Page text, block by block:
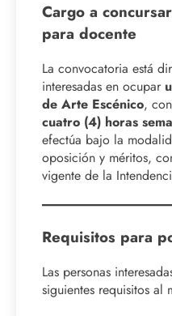
Cargo a
para docente
La convocatoria está
interesadas en ocupar
de Arte Escénico,
cuatro (4) horas
efectúa bajo la
oposición y méritos,
vigente de la
Requisitos para
Las personas
siguientes requisitos al